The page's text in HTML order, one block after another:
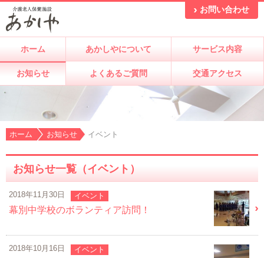
お問い合わせ
ホーム あかしやについて サービス内容
お知らせ よくあるご質問 交通アクセス
ホーム お知らせ イベント
お知らせ一覧（イベント）
2018年11月30日 イベント
幕別中学校のボランティア訪問！
2018年10月16日 イベント